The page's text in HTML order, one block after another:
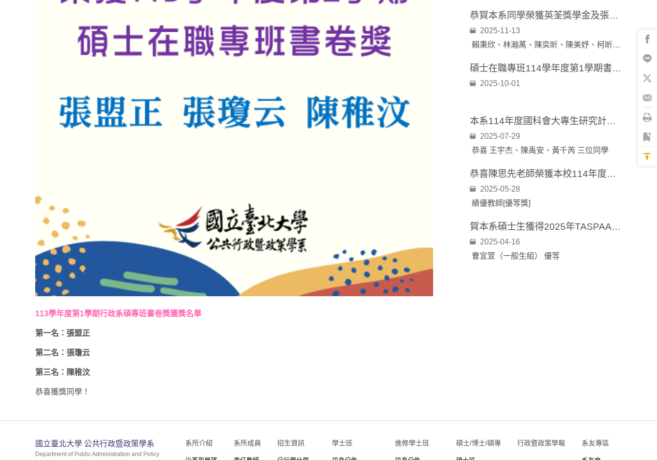
113學年度第1學期行政系碩專班書卷獎獲獎名單
第一名：張盟正
第二名：張瓊云
第三名：陳稚汶
恭喜獲獎同學！
恭賀本系同學榮獲英荃獎學金及張金鑑獎學金
2025-11-13
賴秉欣、林瀚萭、陳奕昕、陳美妤、柯昕妤、王子瑄、許家綺、連庭誼、張庭甄
碩士在職專班114學年度第1學期書卷獎 獲獎名單
2025-10-01
本系114年度國科會大專生研究計畫通過申請名單
2025-07-29
恭喜 王宇杰、陳禹安、黃千芮 三位同學
恭喜陳思先老師榮獲本校114年度產學合作績優教師[優等獎]
2025-05-28
績優教師[優等獎]
賀本系碩士生獲得2025年TASPAA最佳碩士學位論文獎
2025-04-16
曹宜萱（一般生組） 優等
:::
國立臺北大學 公共行政暨政策學系
Department of Public Administration and Policy
系所介紹 系所成員 招生資訊 學士班⠀⠀ 進修學士班 碩士/博士/碩專 行政暨政策學報 系友專區